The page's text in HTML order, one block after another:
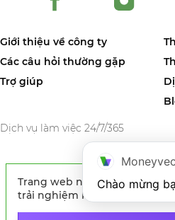
Giới thiệu về công ty
Các câu hỏi thường gặp
Trợ giúp
Dịch vụ làm việc 24/7/365
© CÔNG TY TNHH MONEYVEO
Phường Bến Thành, Quận 1, TP HCM.
Doanh số 0316182035 do Sở Kế
ngày 04/03/2020. *Bằng cách nhấp
Trang web này sử dụng
trải nghiệm khách hàng. Bằng
Chào mừng